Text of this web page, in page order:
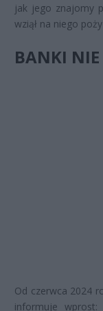
jak jego znajomy
wziął na niego
BANKI
Od czerwca 2024
informuje